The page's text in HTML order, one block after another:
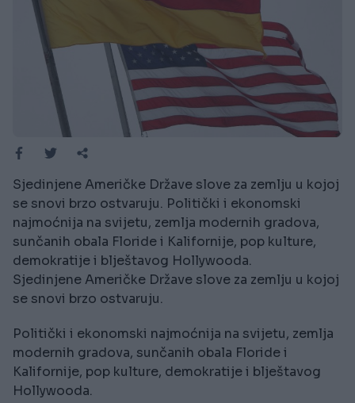
Sjedinjene Američke Države slove za zemlju u kojoj
se snovi brzo ostvaruju. Politički i ekonomski
najmoćnija na svijetu, zemlja modernih gradova,
sunčanih obala Floride i Kalifornije, pop kulture,
demokratije i blještavog Hollywooda.
Sjedinjene Američke Države slove za zemlju u kojoj
se snovi brzo ostvaruju.
Politički i ekonomski najmoćnija na svijetu, zemlja
modernih gradova, sunčanih obala Floride i
Kalifornije, pop kulture, demokratije i blještavog
Hollywooda.